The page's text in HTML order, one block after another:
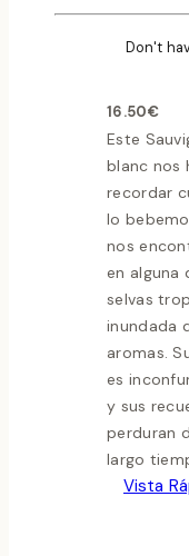
Zealand)
16.50€
Este
blanc nos
recordar
lo
nos
en alguna
selvas
inundada
aromas.
es
y sus
perduran
largo
Vista
Don't